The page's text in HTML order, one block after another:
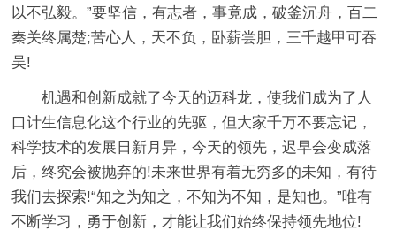
以不弘毅。”要坚信，有志者，事竟成，破釜沉舟，百二
秦关终属楚;苦心人，天不负，卧薪尝胆，三千越甲可吞
吴!
机遇和创新成就了今天的迈科龙，使我们成为了人
口计生信息化这个行业的先驱，但大家千万不要忘记，
科学技术的发展日新月异，今天的领先，迟早会变成落
后，终究会被抛弃的!未来世界有着无穷多的未知，有待
我们去探索!“知之为知之，不知为不知，是知也。”唯有
不断学习，勇于创新，才能让我们始终保持领先地位!